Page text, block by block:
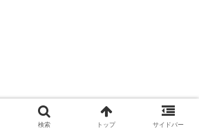
検索 トップ サイドバー